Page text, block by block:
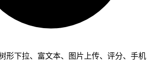
形下拉、富文本、图片上传、评分、手机